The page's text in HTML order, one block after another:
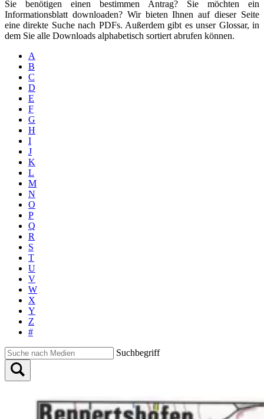
Sie benötigen einen bestimmen Antrag? Sie möchten ein
Informationsblatt downloaden? Wir bieten Ihnen auf dieser Seite
eine direkte Suche nach PDFs. Außerdem gibt es unser Glossar, in
dem Sie alle Downloads alphabetisch sortiert abrufen können.
A
B
C
D
E
F
G
H
I
J
K
L
M
N
O
P
Q
R
S
T
U
V
W
X
Y
Z
#
Suchbegriff